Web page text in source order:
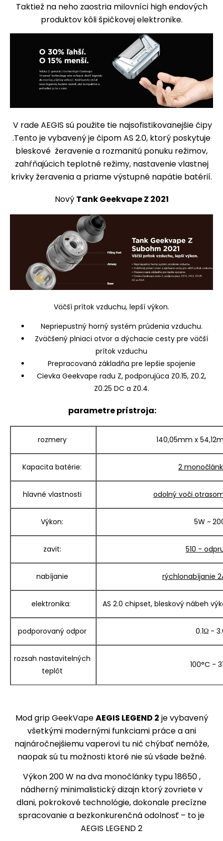
Taktiež na neho zaostria milovníci high endových
produktov kôli špičkovej elektronike.
V rade AEGIS sú použite tie najsofistikovanejšie čipy
.Tento je vybavený je čipom AS 2.0, ktorý poskytuje
bleskové žeravenie a rozmanitú ponuku režimov,
zahŕňajúcich teplotné režimy, nastavenie vlastnej
krivky žeravenia a priame výstupné napätie batérií.
Nový Tank Geekvape Z 2021
Väčší prítok vzduchu, lepší výkon.
Nepriepustný horný systém prúdenia vzduchu.
Zväčšený plniaci otvor a dýchacie cesty pre väčší
prítok vzduchu
Prepracovaná základňa pre lepšie spojenie
Cievka Geekvape radu Z, podporujúca Z0.15, Z0.2,
Z0.25 DC a Z0.4.
parametre prístroja:
rozmery 140,05mm x
Kapacita batérie: 2
hlavné vlastnosti odolný voči
Výkon: 5W ~
zavit: 510 -
nabíjanie rýchlonabíjanie
elektronika: AS 2.0 chipset, bleskový nábeh
podporovaný odpor 0.1Ω -
rozsah nastavitelných
teplôt
100°C -
Mod grip GeekVapeAEGIS LEGEND 2 je vybavený
všetkými modernými funkciami práce a ani
najnáročnejšiemu vaperovi tu nič chýbať nemôže,
naopak sú tu možnosti ktoré nie sú všade bežné.
Výkon 200 W na dva monočlánky typu 18650 ,
nádherný minimalistický dizajn ktorý zovriete v
dlani, pokrokové technológie, dokonale precízne
spracovanie a bezkonkurenčná odolnosť – to je
AEGIS LEGEND 2